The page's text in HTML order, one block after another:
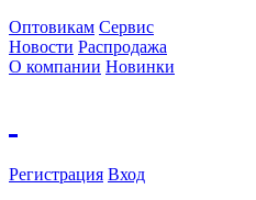
Оптовикам Сервис
Новости Распродажа
О компании Новинки
Регистрация Вход